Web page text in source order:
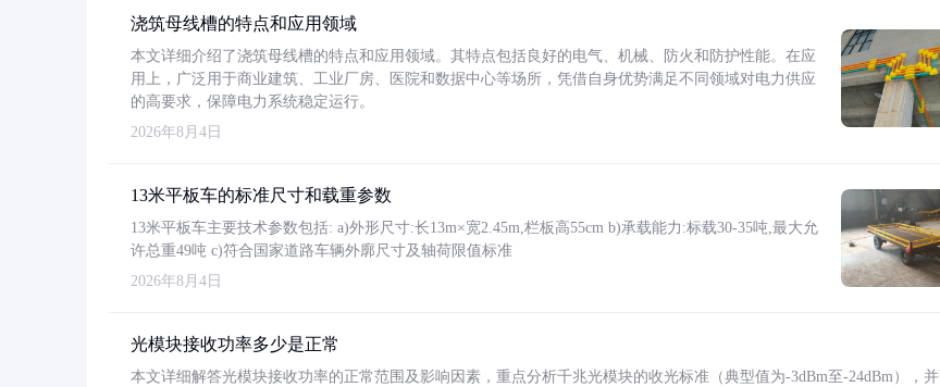
浇筑母线槽的特点和应用领域
本文详细介绍了浇筑母线槽的特点和应用领域。其特点包括良好的电气、机械、防火和防护性能。在应
用上，广泛用于商业建筑、工业厂房、医院和数据中心等场所，凭借自身优势满足不同领域对电力供应
的高要求，保障电力系统稳定运行。
2026年8月4日
13米平板车的标准尺寸和载重参数
13米平板车主要技术参数包括: a)外形尺寸:长13m×宽2.45m,栏板高55cm b)承载能力:标载30-35吨,最大允
许总重49吨 c)符合国家道路车辆外廓尺寸及轴荷限值标准
2026年8月4日
光模块接收功率多少是正常
本文详细解答光模块接收功率的正常范围及影响因素，重点分析千兆光模块的收光标准（典型值为-3dBm至-24dBm），并